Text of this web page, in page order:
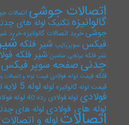
اتصالات جوشی اتصالات
گالوانیزهتکنیک لوله های
جوشیخرید اتصالات گالوانیزه خرید
فیکس سوپرپایپ شیر فلکه
شیر فلکه برنجی سامین شیر فلکه
چدنیصفحه سوپر فیکس
فلکه قیمت لوله فولادی قیمت لوله و اتصالات
قیمت لوله گالوانیزه لوله لوله 5 لایه
فولادی لوله فولادی رده 40 لوله
لوله های فولادی لوله های اتصالاتلوله و